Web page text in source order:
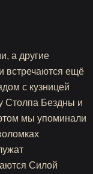
а другие
встречаются ещё
с кузницей
Столпа Бездны и
мы упоминали
Силой